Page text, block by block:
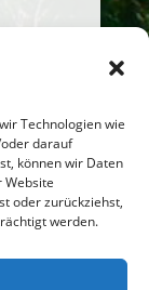
Technologien wie
darauf
können wir Daten
Website
oder zurückziehst,
werden.